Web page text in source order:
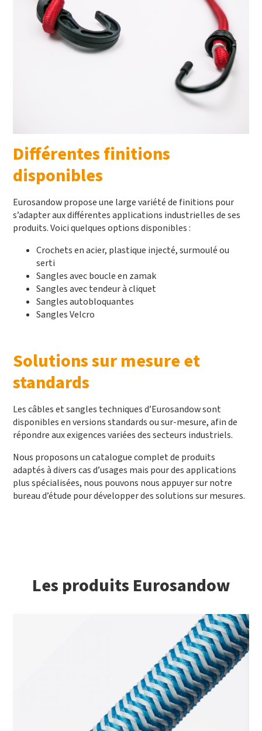
Différentes finitions
disponibles
Eurosandow propose une large variété de finitions pour
s’adapter aux différentes applications industrielles de ses
produits. Voici quelques options disponibles :
Crochets en acier, plastique injecté, surmoulé ou
serti
Sangles avec boucle en zamak
Sangles avec tendeur à cliquet
Sangles autobloquantes
Sangles Velcro
Solutions sur mesure et
standards
Les câbles et sangles techniques d’Eurosandow sont
disponibles en versions standards ou sur-mesure, afin de
répondre aux exigences variées des secteurs industriels.
Nous proposons un catalogue complet de produits
adaptés à divers cas d’usages mais pour des applications
plus spécialisées, nous pouvons nous appuyer sur notre
bureau d’étude pour développer des solutions sur mesures.
Les produits Eurosandow